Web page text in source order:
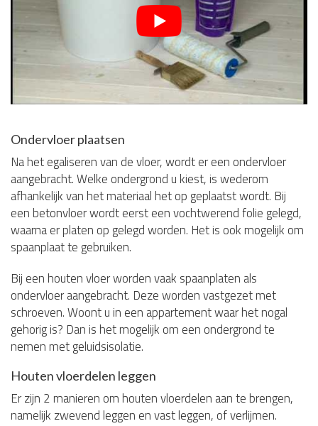
Ondervloer plaatsen
Na het egaliseren van de vloer, wordt er een ondervloer
aangebracht. Welke ondergrond u kiest, is wederom
afhankelijk van het materiaal het op geplaatst wordt. Bij
een betonvloer wordt eerst een vochtwerend folie gelegd,
waarna er platen op gelegd worden. Het is ook mogelijk om
spaanplaat te gebruiken.
Bij een houten vloer worden vaak spaanplaten als
ondervloer aangebracht. Deze worden vastgezet met
schroeven. Woont u in een appartement waar het nogal
gehorig is? Dan is het mogelijk om een ondergrond te
nemen met geluidsisolatie.
Houten vloerdelen leggen
Er zijn 2 manieren om houten vloerdelen aan te brengen,
namelijk zwevend leggen en vast leggen, of verlijmen.